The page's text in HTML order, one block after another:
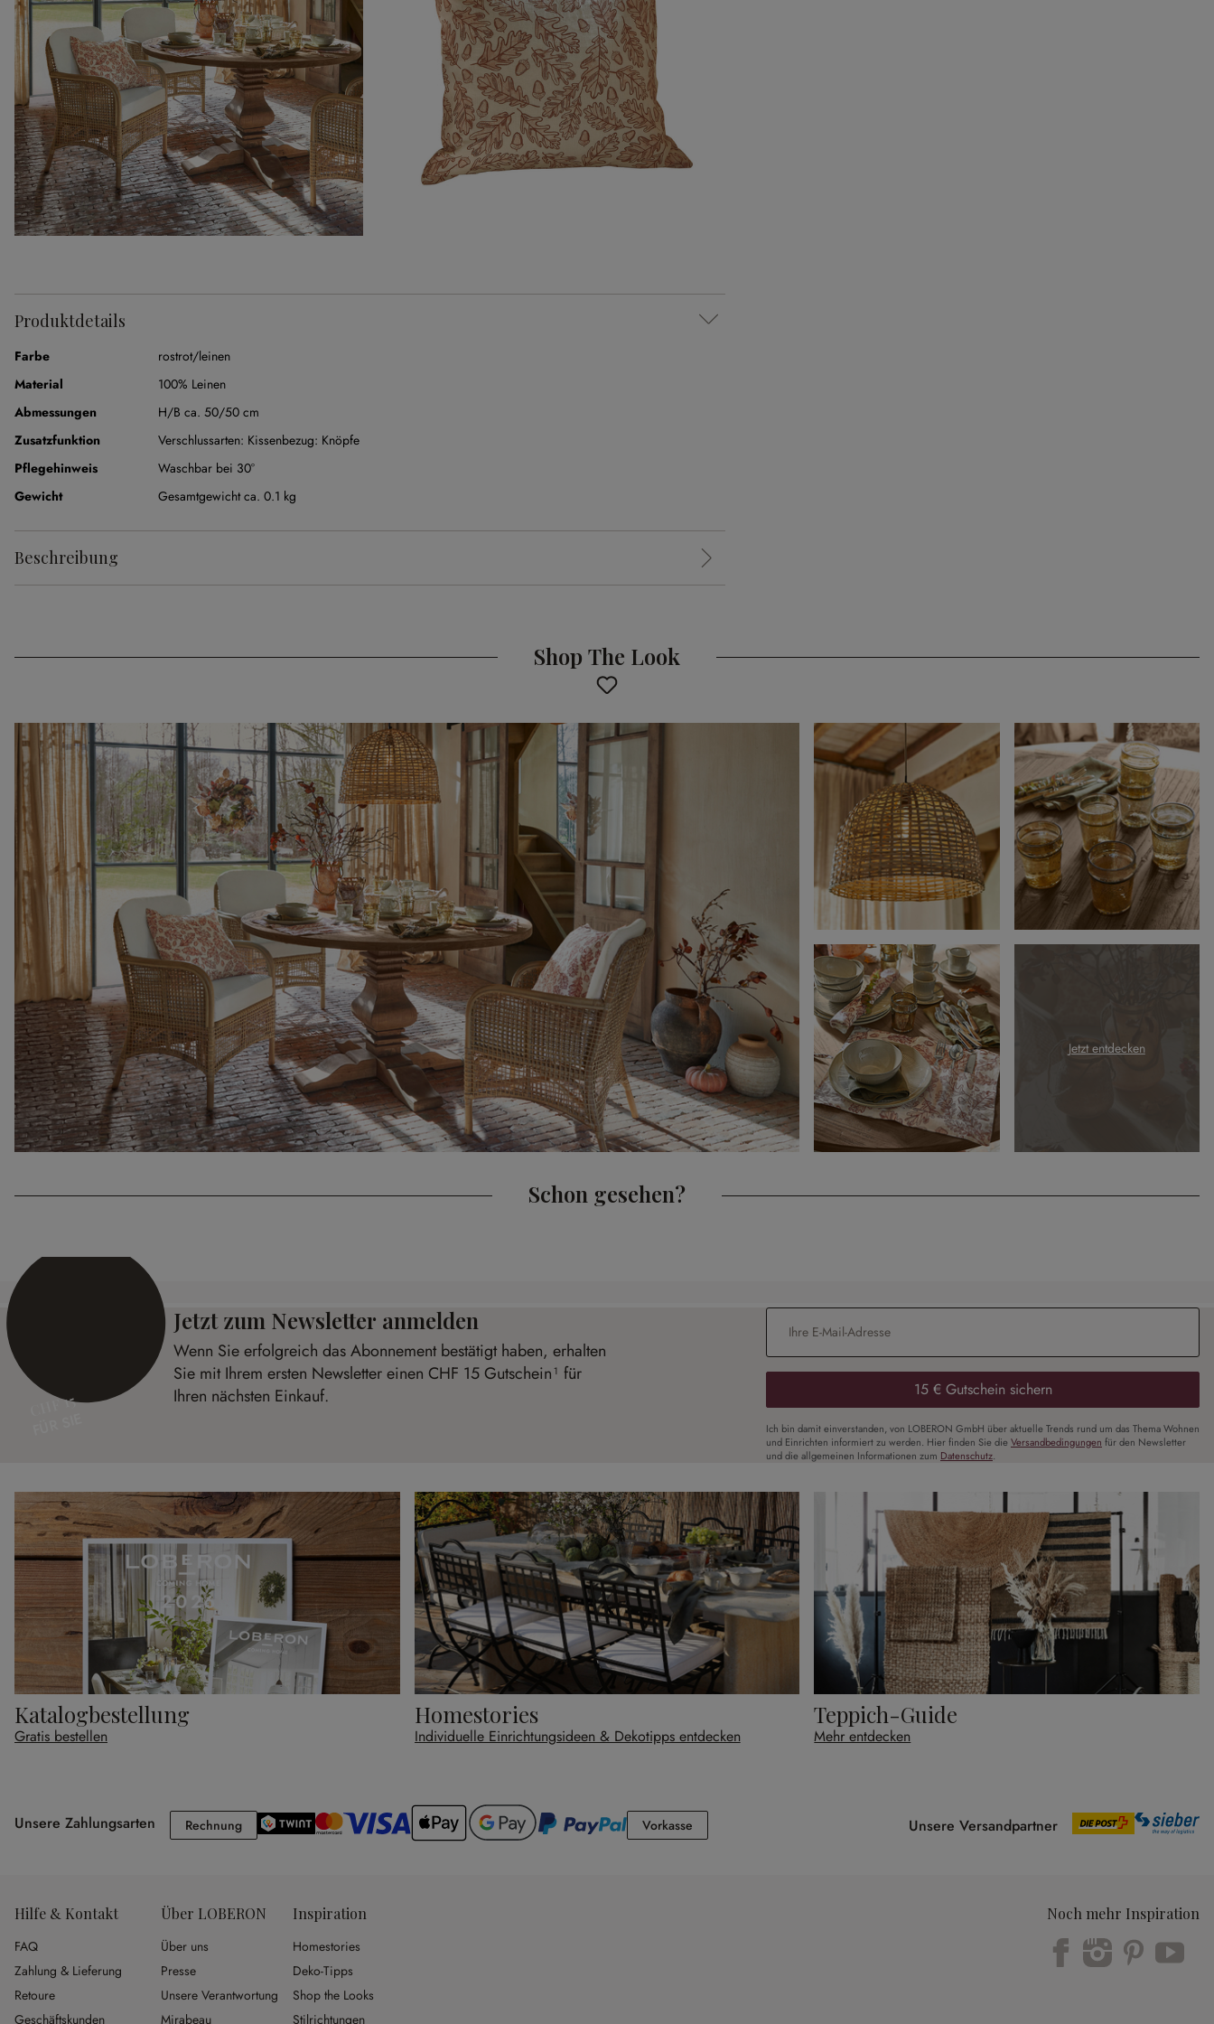
Produktdetails
Farbe
rostrot/leinen
Material
100% Leinen
Abmessungen
H/B ca. 50/50 cm
Zusatzfunktion
Verschlussarten: Kissenbezug: Knöpfe
Pflegehinweis
Waschbar bei 30°
Gewicht
Gesamtgewicht ca. 0.1 kg
Beschreibung
Shop The Look
Jetzt entdecken
Schon gesehen?
CHF 15
Jetzt zum Newsletter anmelden
Wenn Sie erfolgreich das Abonnement bestätigt haben, erhalten
Sie mit Ihrem ersten Newsletter einen CHF 15 Gutschein¹ für
Ihren nächsten Einkauf.
E-Mail-Adresse
15 € Gutschein sichern
Ich bin damit einverstanden, von LOBERON GmbH über aktuelle Trends rund um das Thema Wohnen
und Einrichten informiert zu werden. Hier finden Sie die Versandbedingungen für den Newsletter
und die allgemeinen Informationen zum Datenschutz.
Katalogbestellung
Gratis bestellen
Homestories
Individuelle Einrichtungsideen & Dekotipps entdecken
Teppich-Guide
Mehr entdecken
Unsere Zahlungsarten RechnungRechnung VorkasseVorkasse Unsere Versandpartner
Hilfe & Kontakt
FAQ
Zahlung & Lieferung
Retoure
Geschäftskunden
Über LOBERON
Über uns
Presse
Unsere Verantwortung
Mirabeau
Inspiration
Homestories
Deko-Tipps
Shop the Looks
Stilrichtungen
Noch mehr Inspiration